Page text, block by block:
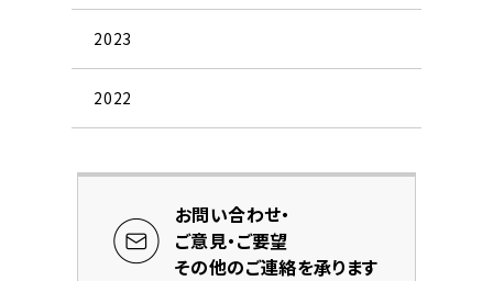
2023
2022
お問い合わせ・
ご意見・ご要望
その他のご連絡を承ります